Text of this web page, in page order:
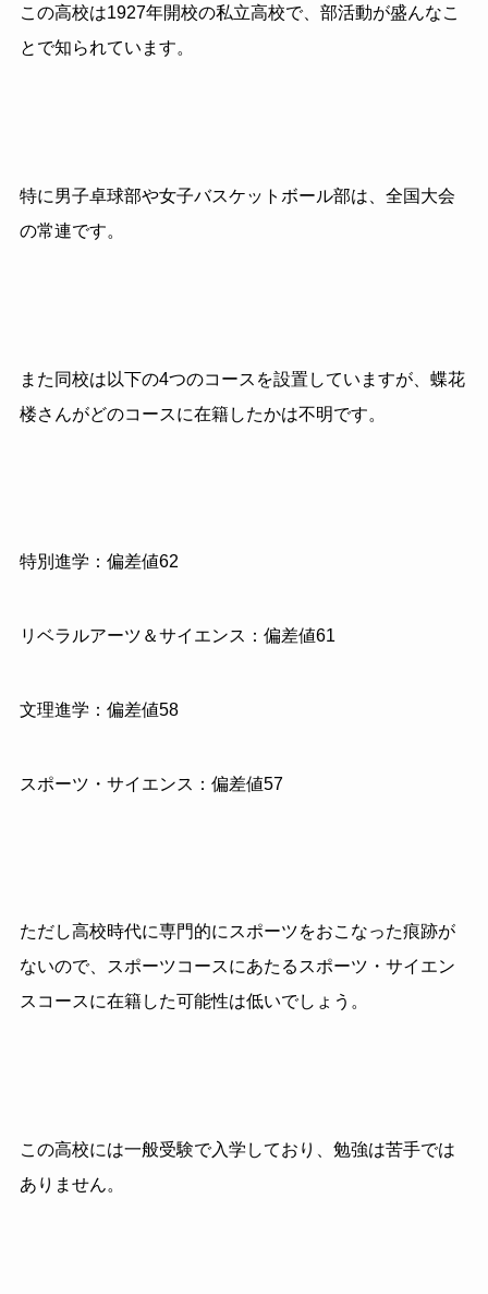
この高校は1927年開校の私立高校で、部活動が盛んなこ
とで知られています。
特に男子卓球部や女子バスケットボール部は、全国大会
の常連です。
また同校は以下の4つのコースを設置していますが、蝶花
楼さんがどのコースに在籍したかは不明です。
特別進学：偏差値62
リベラルアーツ＆サイエンス：偏差値61
文理進学：偏差値58
スポーツ・サイエンス：偏差値57
ただし高校時代に専門的にスポーツをおこなった痕跡が
ないので、スポーツコースにあたるスポーツ・サイエン
スコースに在籍した可能性は低いでしょう。
この高校には一般受験で入学しており、勉強は苦手では
ありません。